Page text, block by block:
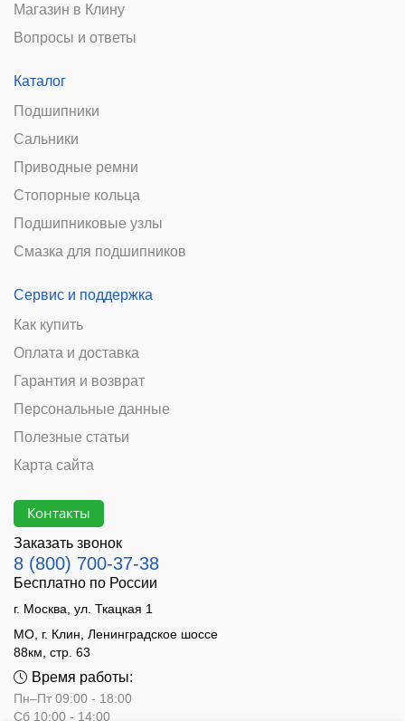
Магазин в Клину
Вопросы и ответы
Каталог
Подшипники
Сальники
Приводные ремни
Стопорные кольца
Подшипниковые узлы
Смазка для подшипников
Сервис и поддержка
Как купить
Оплата и доставка
Гарантия и возврат
Персональные данные
Полезные статьи
Карта сайта
Контакты
Заказать звонок
8 (800) 700-37-38
Бесплатно по России
г. Москва, ул. Ткацкая 1
МО, г. Клин, Ленинградское шоссе
88км, стр. 63
Время работы:
Пн–Пт 09:00 - 18:00
Сб 10:00 - 14:00